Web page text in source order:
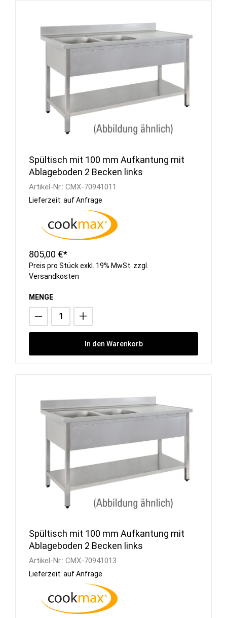
Spültisch mit 100 mm Aufkantung mit
Ablageboden 2 Becken links
Artikel-Nr.: CMX-70941011
Lieferzeit: auf Anfrage
805,00 €*
Preis pro Stück exkl. 19% MwSt. zzgl.
Versandkosten
MENGE
In den Warenkorb
Spültisch mit 100 mm Aufkantung mit
Ablageboden 2 Becken links
Artikel-Nr.: CMX-70941013
Lieferzeit: auf Anfrage